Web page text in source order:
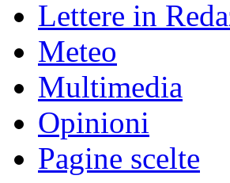
Lettere in
Meteo
Multimedia
Opinioni
Pagine scelte